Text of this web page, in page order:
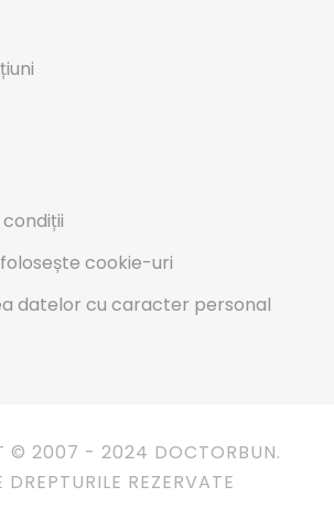
cookie-uri
datelor cu caracter personal
© 2007 - 2024 DOCTORBUN.
DREPTURILE REZERVATE